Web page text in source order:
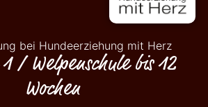
bei Hundeerziehung mit Herz
1 / Welpenschule bis 12
Wochen